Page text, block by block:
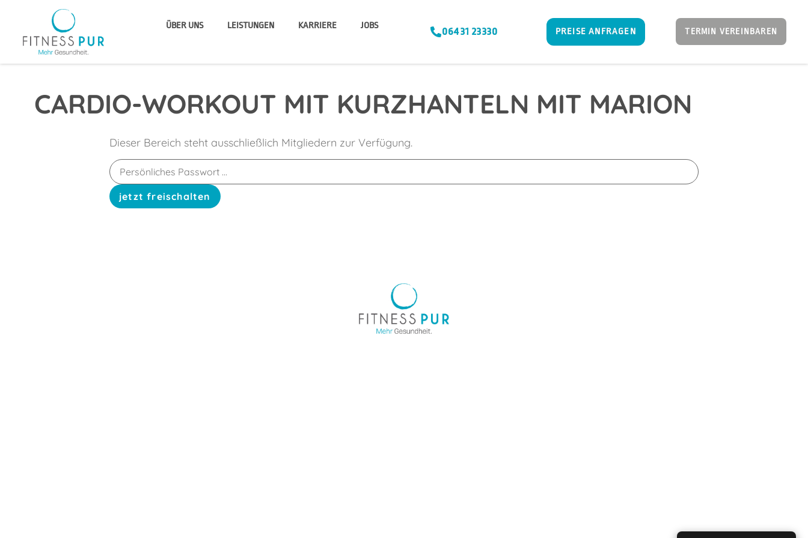
ÜBER UNS LEISTUNGEN KARRIERE JOBS 06431 23330 PREISE ANFRAGEN TERMIN VEREINBAREN
CARDIO-WORKOUT MIT KURZHANTELN MIT MARION
Dieser Bereich steht ausschließlich Mitgliedern zur Verfügung.